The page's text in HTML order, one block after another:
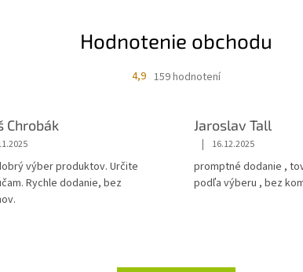
y
v
Hodnotenie obchodu
4,9 159 hodnotení
Chrobák
výber produktov. Určite
Rychle dodanie, bez
Jaroslav Tall
| 16.12.2025
promptné dodanie ,
podľa výberu , bez